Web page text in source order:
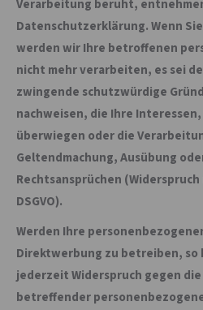
Verarbeitung beruht,
Datenschutzerklärung. Wenn
werden wir Ihre betroffenen
nicht mehr verarbeiten, es sei
zwingende schutzwürdige
nachweisen, die Ihre
überwiegen oder die
Geltendmachung, Ausübung
Rechtsansprüchen (Widerspruch
DSGVO).
Werden Ihre
Direktwerbung zu betreiben, so
jederzeit Widerspruch gegen
betreffender